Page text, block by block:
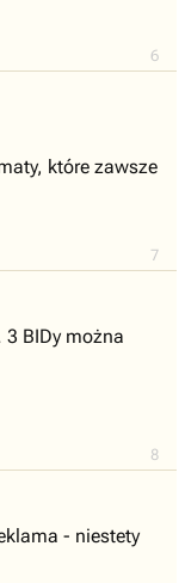
6
7
które zawsze
8
BIDy można
- niestety